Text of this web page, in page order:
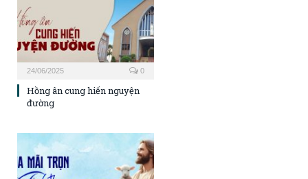
24/06/2025 0
Hồng ân cung hiến nguyện
đường